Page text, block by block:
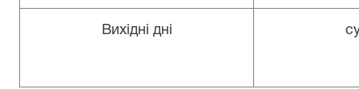
Вихідні дні